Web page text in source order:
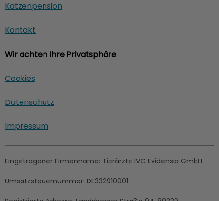
Katzenpension
Kontakt
Wir achten Ihre Privatsphäre
Cookies
Datenschutz
Impressum
Eingetragener Firmenname: Tierärzte IVC Evidensia GmbH
Umsatzsteuernummer: DE332910001